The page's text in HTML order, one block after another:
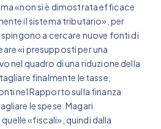
«non si è dimostrata efficace
il sistema tributario», per
a cercare nuove fonti di
«i presupposti per una
nel quadro di una riduzione della
finalmente le tasse,
nel Rapporto sulla finanza
le spese. Magari
«fiscali», quindi dalla